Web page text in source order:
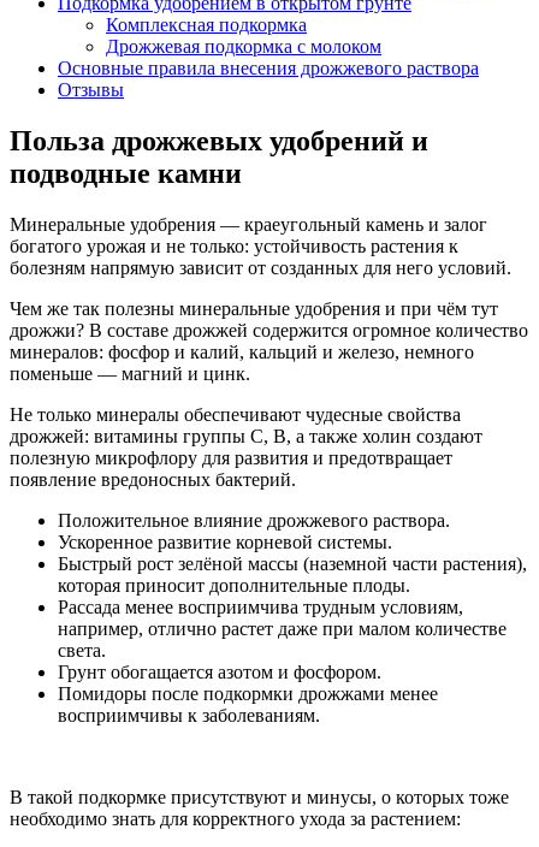
Комплексная подкормка
Дрожжевая подкормка с молоком
Основные правила внесения дрожжевого раствора
Отзывы
Польза дрожжевых удобрений и
подводные камни
Минеральные удобрения — краеугольный камень и залог
богатого урожая и не только: устойчивость растения к
болезням напрямую зависит от созданных для него условий.
Чем же так полезны минеральные удобрения и при чём тут
дрожжи? В составе дрожжей содержится огромное количество
минералов: фосфор и калий, кальций и железо, немного
поменьше — магний и цинк.
Не только минералы обеспечивают чудесные свойства
дрожжей: витамины группы С, В, а также холин создают
полезную микрофлору для развития и предотвращает
появление вредоносных бактерий.
Положительное влияние дрожжевого раствора.
Ускоренное развитие корневой системы.
Быстрый рост зелёной массы (наземной части растения),
которая приносит дополнительные плоды.
Рассада менее восприимчива трудным условиям,
например, отлично растет даже при малом количестве
света.
Грунт обогащается азотом и фосфором.
Помидоры после подкормки дрожжами менее
восприимчивы к заболеваниям.
В такой подкормке присутствуют и минусы, о которых тоже
необходимо знать для корректного ухода за растением: